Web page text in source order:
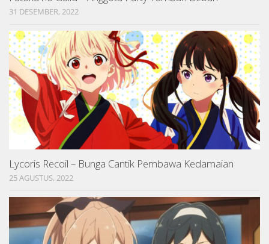
31 DESEMBER, 2022
Lycoris Recoil – Bunga Cantik Pembawa Kedamaian
25 AGUSTUS, 2022